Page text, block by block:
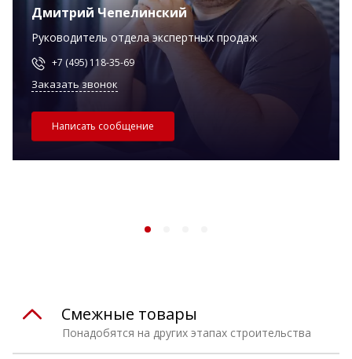
Дмитрий Чепелинский
Руководитель отдела экспертных продаж
+7 (495) 118-35-69
Заказать звонок
Написать сообщение
Понадобятся на других этапах строительства
Смежные товары